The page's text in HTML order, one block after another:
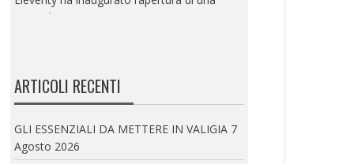
nuova boutique...
ISTITUTO MARANGONI MILANO PRESENTA LA
SUMMER EXPERIENCE
MODA, DEL BEAUTY E...
ARTICOLI RECENTI
GLI ESSENZIALI DA METTERE IN VALIGIA 7
Agosto 2026